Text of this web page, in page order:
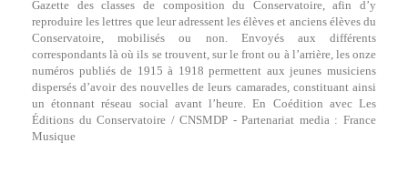
Gazette des classes de composition du Conservatoire, afin d’y
reproduire les lettres que leur adressent les élèves et anciens élèves du
Conservatoire, mobilisés ou non. Envoyés aux différents
correspondants là où ils se trouvent, sur le front ou à l’arrière, les onze
numéros publiés de 1915 à 1918 permettent aux jeunes musiciens
dispersés d’avoir des nouvelles de leurs camarades, constituant ainsi
un étonnant réseau social avant l’heure. En Coédition avec Les
Éditions du Conservatoire / CNSMDP - Partenariat media : France
Musique